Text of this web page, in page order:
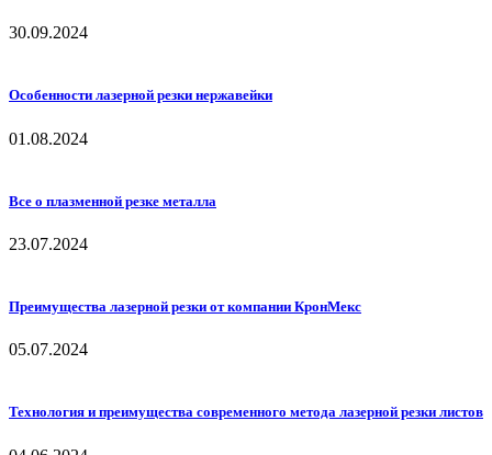
30.09.2024
Особенности лазерной резки нержавейки
01.08.2024
Все о плазменной резке металла
23.07.2024
Преимущества лазерной резки от компании КронМекс
05.07.2024
Технология и преимущества современного метода лазерной резки листов